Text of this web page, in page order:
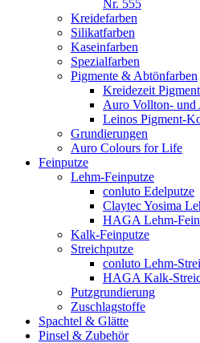
Nr. 555
Kreidefarben
Silikatfarben
Kaseinfarben
Spezialfarben
Pigmente & Abtönfarben
Kreidezeit
Auro Vollton- und
Leinos Pigment-
Grundierungen
Auro Colours for Life
Feinputze
Lehm-Feinputze
conluto Edelputze
Claytec Yosima
HAGA Lehm-
Kalk-Feinputze
Streichputze
conluto Lehm-
HAGA Kalk-
Putzgrundierung
Zuschlagstoffe
Spachtel & Glätte
Pinsel & Zubehör